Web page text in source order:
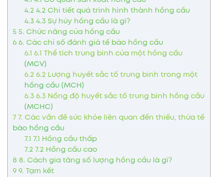
4.24.2 Chi tiết quá trình hình thành hồng cầu
4.34.3 Sự hủy hồng cầu là gì?
55. Chức năng của hồng cầu
66. Các chỉ số đánh giá tế bào hồng cầu
6.1 6.1 Thể tích trung bình của một hồng cầu
(MCV)
6.26.2 Lượng huyết sắc tố trung bình trong một
hồng cầu (MCH)
6.36.3 Nồng độ huyết sắc tố trung bình hồng cầu
(MCHC)
77. Các vấn đề sức khỏe liên quan đến thiếu, thừa tế
bào hồng cầu
7.1 7.1 Hồng cầu thấp
7.27.2 Hồng cầu cao
8 8. Cách gia tăng số lượng hồng cầu là gì?
99. Tạm kết